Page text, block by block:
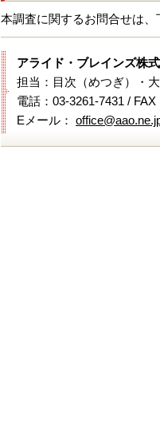
本調査に関するお問合せは、
アライド・ブレインズ株
担当：目次（めつぎ）・
電話：03-3261-7431 /
Eメール：